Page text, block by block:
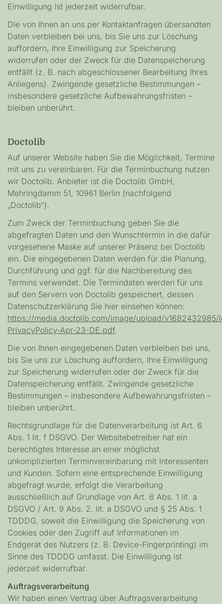
Einwilligung ist jederzeit widerrufbar.
Die von Ihnen an uns per Kontaktanfragen übersandten
Daten verbleiben bei uns, bis Sie uns zur Löschung
auffordern, Ihre Einwilligung zur Speicherung
widerrufen oder der Zweck für die Datenspeicherung
entfällt (z. B. nach abgeschlossener Bearbeitung Ihres
Anliegens). Zwingende gesetzliche Bestimmungen –
insbesondere gesetzliche Aufbewahrungsfristen –
bleiben unberührt.
Doctolib
Auf unserer Website haben Sie die Möglichkeit, Termine
mit uns zu vereinbaren. Für die Terminbuchung nutzen
wir Doctolib. Anbieter ist die Doctolib GmbH,
Mehringdamm 51, 10961 Berlin (nachfolgend
„Doctolib“).
Zum Zweck der Terminbuchung geben Sie die
abgefragten Daten und den Wunschtermin in die dafür
vorgesehene Maske auf unserer Präsenz bei Doctolib
ein. Die eingegebenen Daten werden für die Planung,
Durchführung und ggf. für die Nachbereitung des
Termins verwendet. Die Termindaten werden für uns
auf den Servern von Doctolib gespeichert, dessen
Datenschutzerklärung Sie hier einsehen können:
https://media.doctolib.com/image/upload/v1682432985/
PrivacyPolicy-Apr-23-DE.pdf.
Die von Ihnen eingegebenen Daten verbleiben bei uns,
bis Sie uns zur Löschung auffordern, Ihre Einwilligung
zur Speicherung widerrufen oder der Zweck für die
Datenspeicherung entfällt. Zwingende gesetzliche
Bestimmungen – insbesondere Aufbewahrungsfristen –
bleiben unberührt.
Rechtsgrundlage für die Datenverarbeitung ist Art. 6
Abs. 1 lit. f DSGVO. Der Websitebetreiber hat ein
berechtigtes Interesse an einer möglichst
unkomplizierten Terminvereinbarung mit Interessenten
und Kunden. Sofern eine entsprechende Einwilligung
abgefragt wurde, erfolgt die Verarbeitung
ausschließlich auf Grundlage von Art. 6 Abs. 1 lit. a
DSGVO / Art. 9 Abs. 2. lit. a DSGVO und § 25 Abs. 1
TDDDG, soweit die Einwilligung die Speicherung von
Cookies oder den Zugriff auf Informationen im
Endgerät des Nutzers (z. B. Device-Fingerprinting) im
Sinne des TDDDG umfasst. Die Einwilligung ist
jederzeit widerrufbar.
Auftragsverarbeitung
Wir haben einen Vertrag über Auftragsverarbeitung